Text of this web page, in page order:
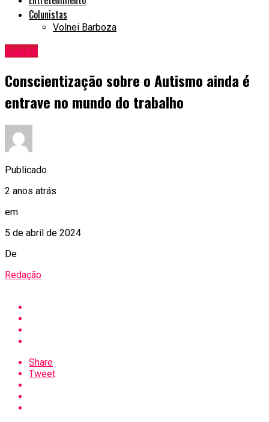
Colunistas
Volnei Barboza
Saúde
Conscientização sobre o Autismo ainda é
entrave no mundo do trabalho
Publicado
2 anos atrás
em
5 de abril de 2024
De
Redação
Share
Tweet